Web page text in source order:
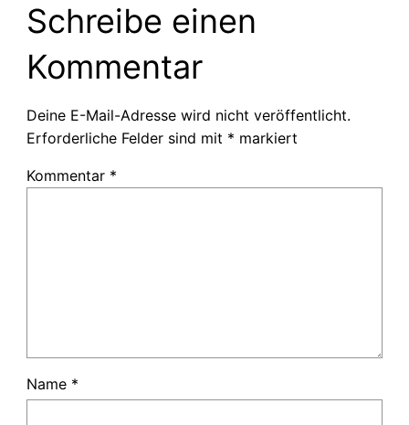
Schreibe einen
Kommentar
Deine E-Mail-Adresse wird nicht veröffentlicht.
Erforderliche Felder sind mit * markiert
Kommentar *
Name *